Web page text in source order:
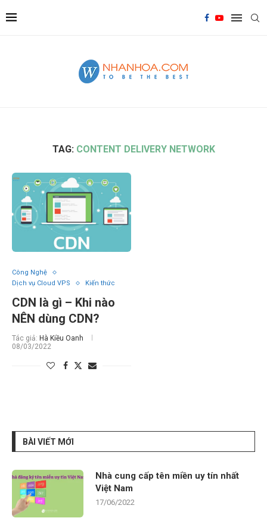
TAG: CONTENT DELIVERY NETWORK
Công Nghệ
Dịch vụ Cloud VPS
Kiến thức
CDN là gì – Khi nào
NÊN dùng CDN?
Tác giả: Hà Kiều Oanh
08/03/2022
BÀI VIẾT MỚI
Nhà cung cấp tên miền uy tín nhất
Việt Nam
17/06/2022